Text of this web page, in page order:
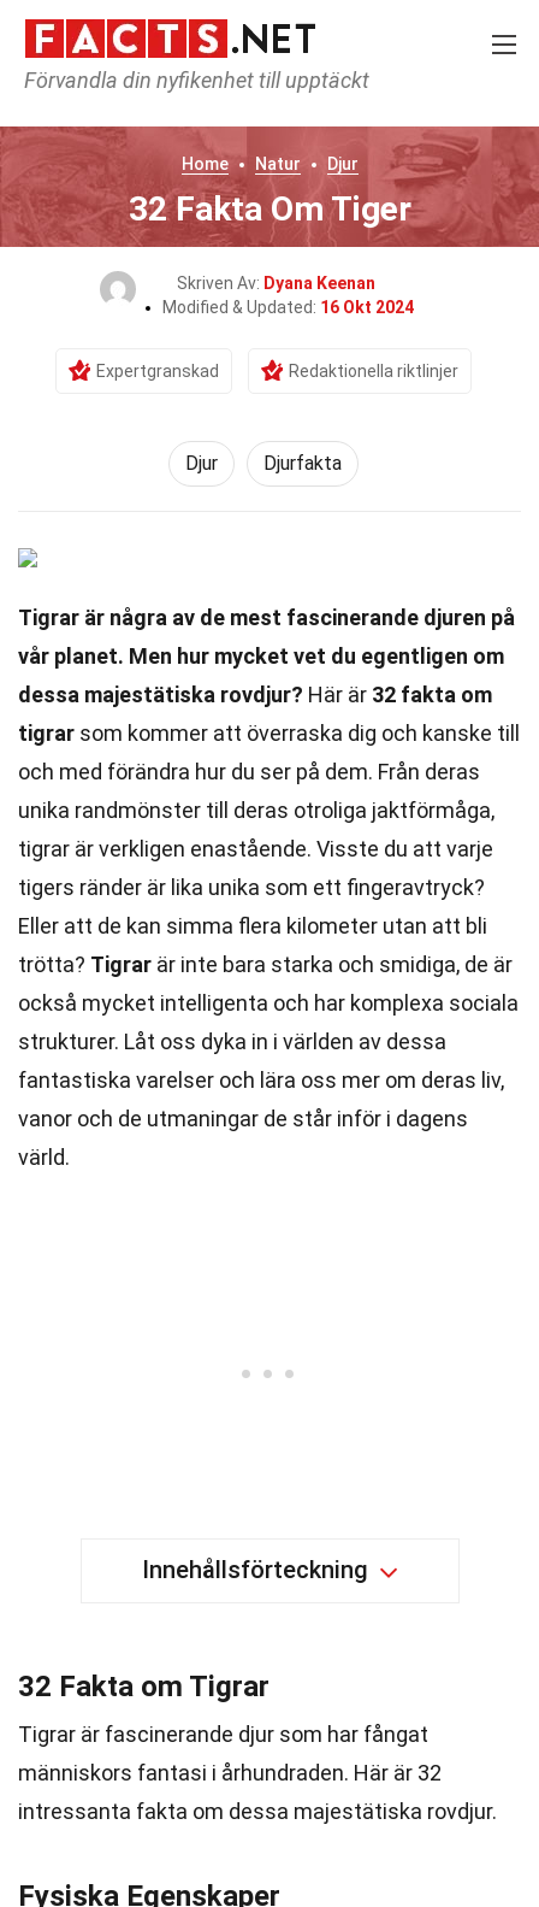
Förvandla din nyfikenhet till upptäckt
Home Natur Djur
32 Fakta Om Tiger
Skriven Av: Dyana Keenan
Modified & Updated: 16 Okt 2024
Expertgranskad Redaktionella riktlinjer
Djur Djurfakta
Tigrar är några av de mest fascinerande djuren på
vår planet. Men hur mycket vet du egentligen om
dessa majestätiska rovdjur? Här är 32 fakta om
tigrar som kommer att överraska dig och kanske till
och med förändra hur du ser på dem. Från deras
unika randmönster till deras otroliga jaktförmåga,
tigrar är verkligen enastående. Visste du att varje
tigers ränder är lika unika som ett fingeravtryck?
Eller att de kan simma flera kilometer utan att bli
trötta? Tigrar är inte bara starka och smidiga, de är
också mycket intelligenta och har komplexa sociala
strukturer. Låt oss dyka in i världen av dessa
fantastiska varelser och lära oss mer om deras liv,
vanor och de utmaningar de står inför i dagens
värld.
Innehållsförteckning
32 Fakta om Tigrar
Tigrar är fascinerande djur som har fångat
människors fantasi i århundraden. Här är 32
intressanta fakta om dessa majestätiska rovdjur.
Fysiska Egenskaper